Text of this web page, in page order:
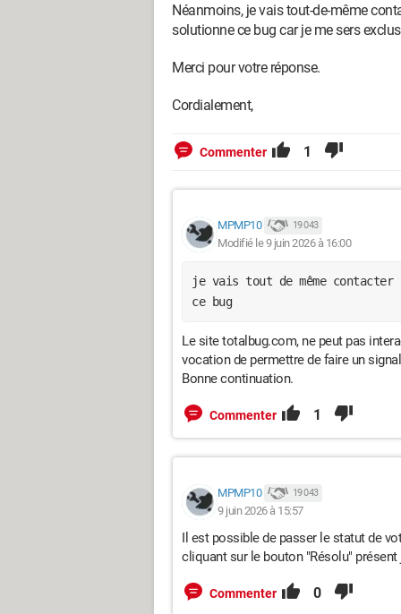
Néanmoins, je vais tout-de-même
solutionne ce bug car je me sers
Merci pour votre réponse.
Cordialement,
Commenter 1
MPMP10 19 043
Modifié le 9 juin 2026 à 16:00
je vais tout de même
ce bug
Le site totalbug.com, ne peut pas
vocation de permettre de faire un
Bonne continuation.
Commenter 1
MPMP10 19 043
9 juin 2026 à 15:57
Il est possible de passer le statut de
cliquant sur le bouton "Résolu"
Commenter 0